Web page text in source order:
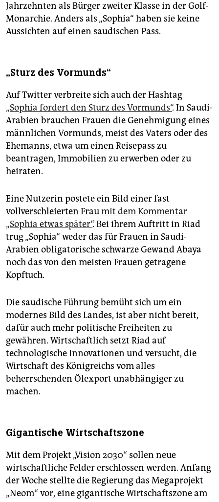
Jahrzehnten als Bürger zweiter Klasse in der Golf-
Monarchie. Anders als „Sophia“ haben sie keine
Aussichten auf einen saudischen Pass.
„Sturz des Vormunds“
Auf Twitter verbreite sich auch der Hashtag
„Sophia fordert den Sturz des Vormunds“. In Saudi-
Arabien brauchen Frauen die Genehmigung eines
männlichen Vormunds, meist des Vaters oder des
Ehemanns, etwa um einen Reisepass zu
beantragen, Immobilien zu erwerben oder zu
heiraten.
Eine Nutzerin postete ein Bild einer fast
vollverschleierten Fraumit dem Kommentar
„Sophia etwas später“. Bei ihrem Auftritt in Riad
trug „Sophia“ weder das für Frauen in Saudi-
Arabien obligatorische schwarze Gewand Abaya
noch das von den meisten Frauen getragene
Kopftuch.
Die saudische Führung bemüht sich um ein
modernes Bild des Landes, ist aber nicht bereit,
dafür auch mehr politische Freiheiten zu
gewähren. Wirtschaftlich setzt Riad auf
technologische Innovationen und versucht, die
Wirtschaft des Königreichs vom alles
beherrschenden Ölexport unabhängiger zu
machen.
Gigantische Wirtschaftszone
Mit dem Projekt „Vision 2030“ sollen neue
wirtschaftliche Felder erschlossen werden. Anfang
der Woche stellte die Regierung das Megaprojekt
„Neom“ vor, eine gigantische Wirtschaftszone am